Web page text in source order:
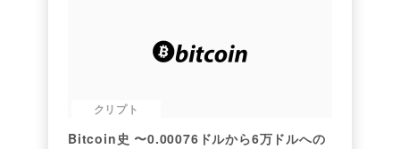
クリプト
Bitcoin史 〜0.00076ドルから6万ドルへの